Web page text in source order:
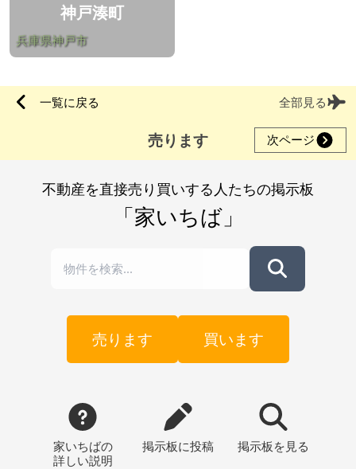
神戸湊町
兵庫県神戸市
一覧に戻る 全部見る
売ります 次ページ
不動産を直接売り買いする人たちの掲示板
「家いちば」
売ります 買います
家いちばの
詳しい説明
掲示板に投稿 掲示板 を見る